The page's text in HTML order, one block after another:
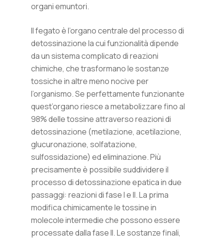
organi emuntori.
Il fegato è l’organo centrale del processo di
detossinazione la cui funzionalità dipende
da un sistema complicato di reazioni
chimiche, che trasformano le sostanze
tossiche in altre meno nocive per
l’organismo. Se perfettamente funzionante
quest’organo riesce a metabolizzare fino al
98% delle tossine attraverso reazioni di
detossinazione (metilazione, acetilazione,
glucuronazione, solfatazione,
sulfossidazione) ed eliminazione. Più
precisamente è possibile suddividere il
processo di detossinazione epatica in due
passaggi: reazioni di fase I e II. La prima
modifica chimicamente le tossine in
molecole intermedie che possono essere
processate dalla fase II. Le sostanze finali,